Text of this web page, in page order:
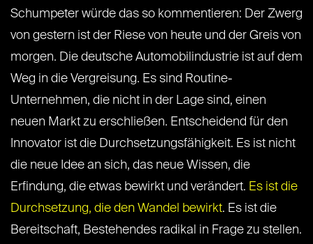
Schumpeter würde das so kommentieren: Der Zwerg
von gestern ist der Riese von heute und der Greis von
morgen. Die deutsche Automobilindustrie ist auf dem
Weg in die Vergreisung. Es sind Routine-
Unternehmen, die nicht in der Lage sind, einen
neuen Markt zu erschließen. Entscheidend für den
Innovator ist die Durchsetzungsfähigkeit. Es ist nicht
die neue Idee an sich, das neue Wissen, die
Erfindung, die etwas bewirkt und verändert. Es ist die
Durchsetzung, die den Wandel bewirkt. Es ist die
Bereitschaft, Bestehendes radikal in Frage zu stellen.